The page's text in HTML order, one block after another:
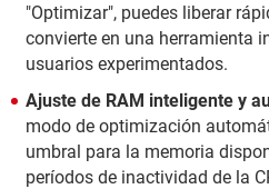
"Optimizar", puedes liberar
convierte en una herramienta
usuarios experimentados.
Ajuste de RAM inteligente y
modo de optimización
umbral para la memoria
períodos de inactividad de la